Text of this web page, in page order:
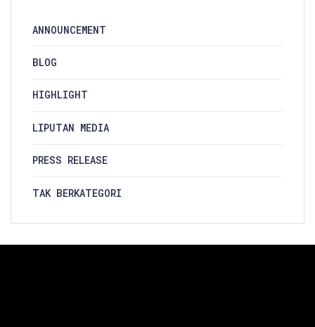
ANNOUNCEMENT
BLOG
HIGHLIGHT
LIPUTAN MEDIA
PRESS RELEASE
TAK BERKATEGORI